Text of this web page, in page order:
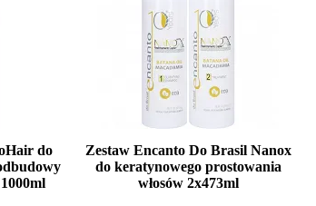
do
Zestaw Encanto Do Brasil Nanox
do keratynowego prostowania
włosów 2x473ml